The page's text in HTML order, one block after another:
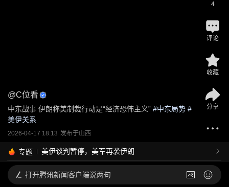
@C位看
中东战事 伊朗称美制裁行动是“经济恐怖主义” #中东局势 #
美伊关系
2026-04-17 18:13 发布于山西
专题 美伊谈判暂停，美军再袭伊朗
4
评论
收藏
分享
打开腾讯新闻客户端说两句